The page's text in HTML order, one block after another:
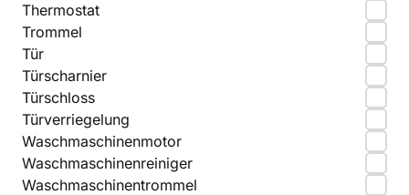
Thermostat
Trommel
Tür
Türscharnier
Türschloss
Türverriegelung
Waschmaschinenmotor
Waschmaschinenreiniger
Waschmaschinentrommel